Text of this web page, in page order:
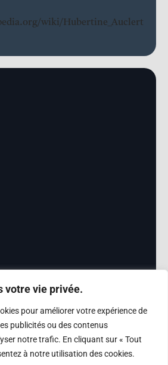
votre vie privée.
pour améliorer votre expérience de
publicités ou des contenus
notre trafic. En cliquant sur « Tout
à notre utilisation des cookies.
wiki/Hubertine_Auclert